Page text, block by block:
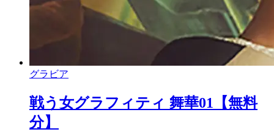
グラビア
戦う女グラフィティ 舞華01【無料
分】